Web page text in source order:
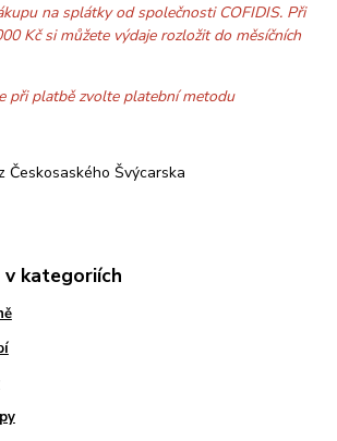
na splátky od společnosti COFIDIS. Při
Kč si můžete výdaje rozložit do měsíčních
při platbě zvolte platební metodu
Českosaského Švýcarska
v kategoriích